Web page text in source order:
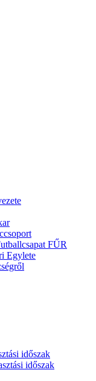
FŰR
Egylete
időszak
időszak